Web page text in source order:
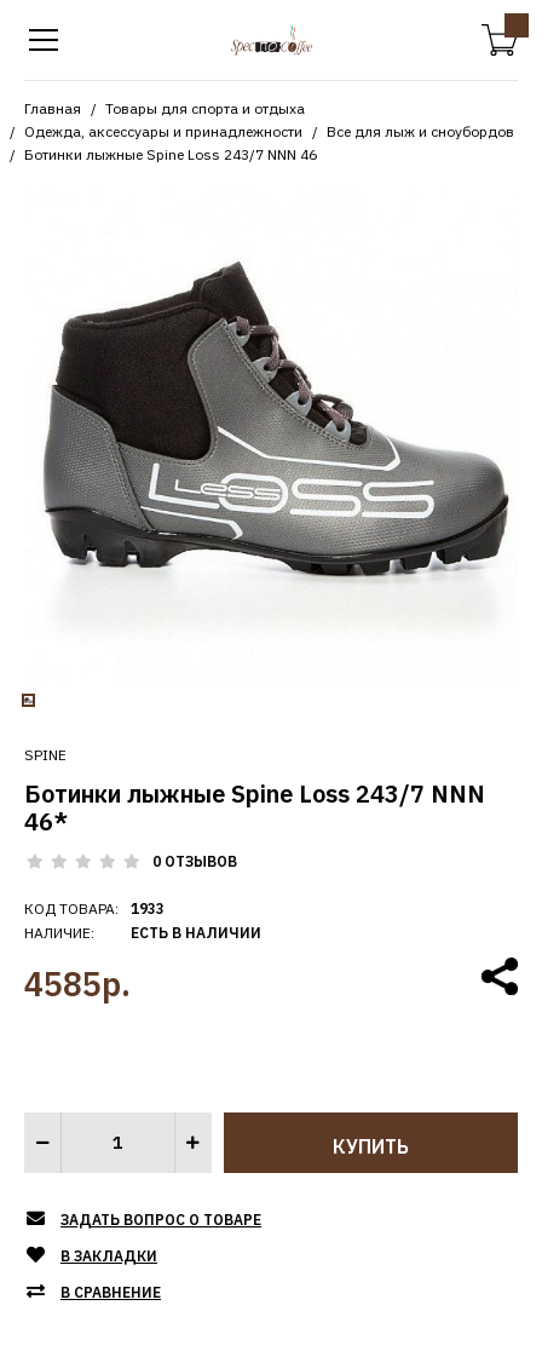
Главная
Товары для спорта и отдыха
Одежда, аксессуары и принадлежности
Все для лыж и сноубордов
Ботинки лыжные Spine Loss 243/7 NNN 46
SPINE
Ботинки лыжные Spine Loss 243/7 NNN
46*
0 ОТЗЫВОВ
КОД ТОВАРА:
НАЛИЧИЕ:
1933
ЕСТЬ В НАЛИЧИИ
4585р.
ЗАДАТЬ ВОПРОС О ТОВАРЕ
В ЗАКЛАДКИ
В СРАВНЕНИЕ